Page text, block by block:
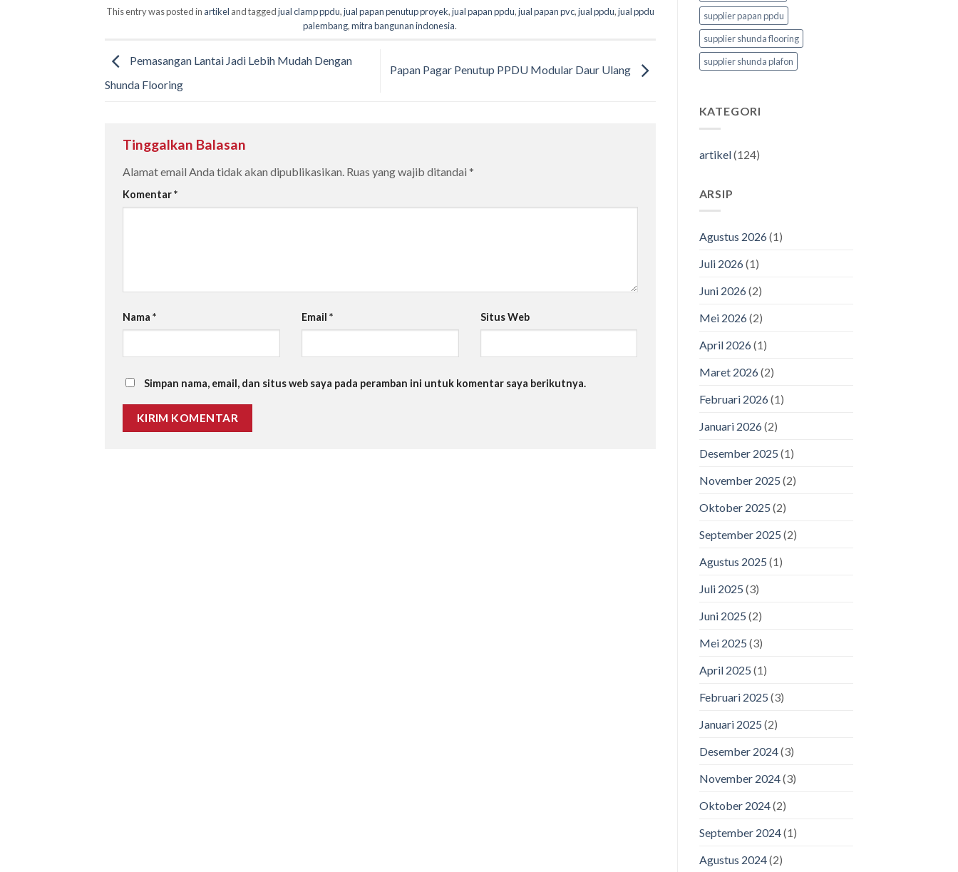
This entry was posted in artikel and taggedjual clamp ppdu,jual papan penutup proyek,jual papan ppdu,jual papan pvc,jual ppdu,jual ppdu
palembang,mitra bangunan indonesia.
Pemasangan Lantai Jadi Lebih Mudah Dengan
Shunda Flooring
Papan Pagar Penutup PPDU Modular Daur Ulang
Tinggalkan Balasan
Alamat email Anda tidak akan dipublikasikan. Ruas yang wajib ditandai *
Komentar*
Nama * Email * Situs Web
Simpan nama, email, dan situs web saya pada peramban ini untuk komentar saya berikutnya.
supplier papan ppdu
supplier shunda flooring
supplier shunda plafon
KATEGORI
artikel(124)
ARSIP
Agustus 2026(1)
Juli 2026(1)
Juni 2026(2)
Mei 2026(2)
April 2026(1)
Maret 2026(2)
Februari 2026(1)
Januari 2026(2)
Desember 2025 (1)
November 2025 (2)
Oktober 2025 (2)
September 2025 (2)
Agustus 2025 (1)
Juli 2025 (3)
Juni 2025 (2)
Mei 2025 (3)
April 2025 (1)
Februari 2025 (3)
Januari 2025 (2)
Desember 2024(3)
November 2024(3)
Oktober 2024(2)
September 2024(1)
Agustus 2024(2)